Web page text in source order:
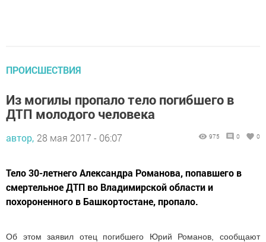
ПРОИСШЕСТВИЯ
Из могилы пропало тело погибшего в
ДТП молодого человека
автор, 28 мая 2017 - 06:07 975 0 0
Тело 30-летнего Александра Романова, попавшего в
смертельное ДТП во Владимирской области и
похороненного в Башкортостане, пропало.
Об этом заявил отец погибшего Юрий Романов, сообщают